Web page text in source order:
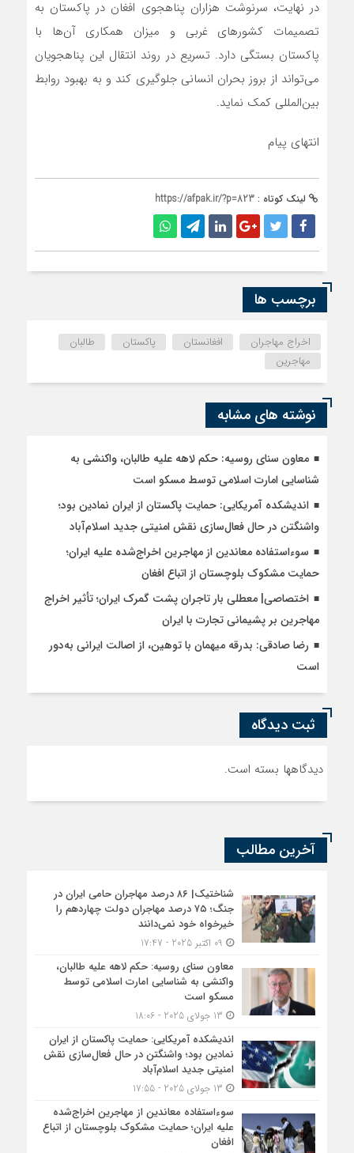
در نهایت، سرنوشت هزاران پناهجوی افغان در پاکستان به
تصمیمات کشورهای غربی و میزان همکاری آن‌ها با
پاکستان بستگی دارد. تسریع در روند انتقال این پناهجویان
می‌تواند از بروز بحران انسانی جلوگیری کند و به بهبود روابط
بین‌المللی کمک نماید.
انتهای پیام
لینک کوتاه : https://afpak.ir/?p=823
برچسب ها
اخراج مهاجران افغانستان پاکستان
طالبان
مهاجرین
نوشته های مشابه
معاون سنای روسیه: حکم لاهه علیه طالبان، واکنشی به
شناسایی امارت اسلامی توسط مسکو است
اندیشکده آمریکایی: حمایت پاکستان از ایران نمادین بود؛
واشنگتن در حال فعال‌سازی نقش امنیتی جدید اسلام‌آباد
سوءاستفاده معاندین از مهاجرین اخراج‌شده علیه ایران؛
حمایت مشکوک بلوچستان از اتباع افغان
اختصاصی| معطلی بار تاجران پشت گمرک ایران؛ تأثیر اخراج
مهاجرین بر پشیمانی تجارت با ایران
رضا صادقی: بدرقه میهمان با توهین، از اصالت ایرانی به‌دور
است
ثبت دیدگاه
دیدگاهها بسته است.
آخرین مطالب
شناختیک| ۸۶ درصد مهاجران حامی ایران در
جنگ؛ ۷۵ درصد مهاجران دولت چهاردهم را
خیرخواه خود نمی‌دانند
معاون سنای روسیه: حکم لاهه علیه طالبان،
واکنشی به شناسایی امارت اسلامی توسط
مسکو است
اندیشکده آمریکایی: حمایت پاکستان از ایران
نمادین بود؛ واشنگتن در حال فعال‌سازی نقش
امنیتی جدید اسلام‌آباد
سوءاستفاده معاندین از مهاجرین اخراج‌شده
علیه ایران؛ حمایت مشکوک بلوچستان از اتباع
افغان